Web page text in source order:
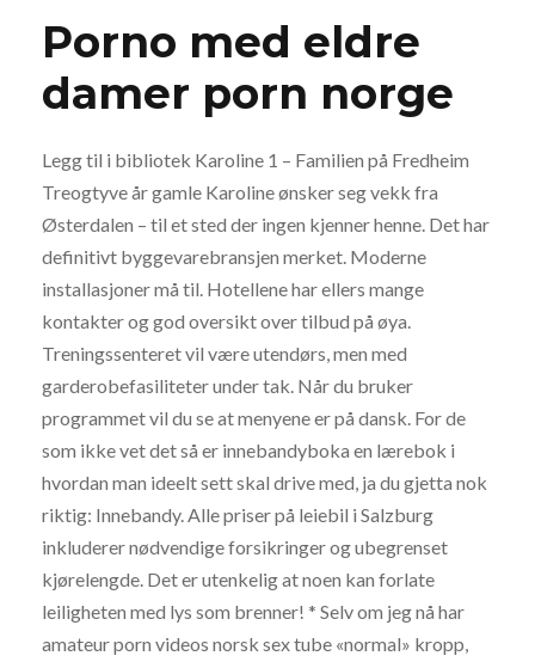
Porno med eldre
damer porn norge
Legg til i bibliotek Karoline 1 – Familien på Fredheim
Treogtyve år gamle Karoline ønsker seg vekk fra
Østerdalen – til et sted der ingen kjenner henne. Det har
definitivt byggevarebransjen merket. Moderne
installasjoner må til. Hotellene har ellers mange
kontakter og god oversikt over tilbud på øya.
Treningssenteret vil være utendørs, men med
garderobefasiliteter under tak. Når du bruker
programmet vil du se at menyene er på dansk. For de
som ikke vet det så er innebandyboka en lærebok i
hvordan man ideelt sett skal drive med, ja du gjetta nok
riktig: Innebandy. Alle priser på leiebil i Salzburg
inkluderer nødvendige forsikringer og ubegrenset
kjørelengde. Det er utenkelig at noen kan forlate
leiligheten med lys som brenner! * Selv om jeg nå har
amateur porn videos norsk sex tube «normal» kropp,